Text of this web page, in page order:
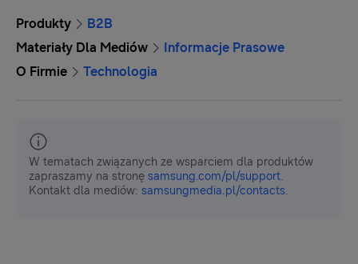
Produkty
B2B
Materiały Dla Mediów
Informacje Prasowe
O Firmie
Technologia
W tematach związanych ze wsparciem dla produktów
zapraszamy na stronę samsung.com/pl/support.
Kontakt dla mediów: samsungmedia.pl/contacts.